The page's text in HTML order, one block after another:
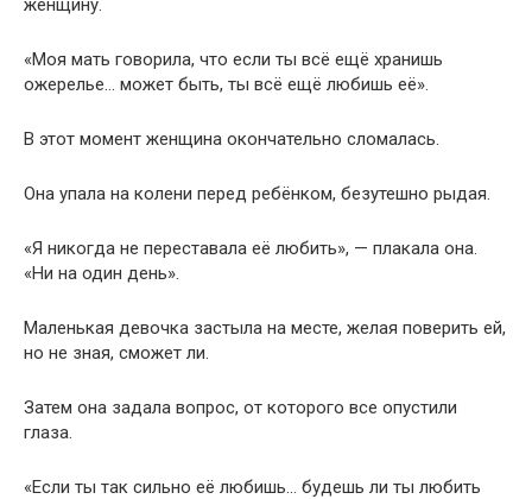
женщину.
«Моя мать говорила, что если ты всё ещё хранишь
ожерелье… может быть, ты всё ещё любишь её».
В этот момент женщина окончательно сломалась.
Она упала на колени перед ребёнком, безутешно рыдая.
«Я никогда не переставала её любить», — плакала она.
«Ни на один день».
Маленькая девочка застыла на месте, желая поверить ей,
но не зная, сможет ли.
Затем она задала вопрос, от которого все опустили
глаза.
«Если ты так сильно её любишь… будешь ли ты любить